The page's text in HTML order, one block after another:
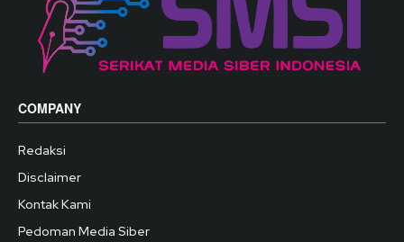
COMPANY
Redaksi
Disclaimer
Kontak Kami
Pedoman Media Siber